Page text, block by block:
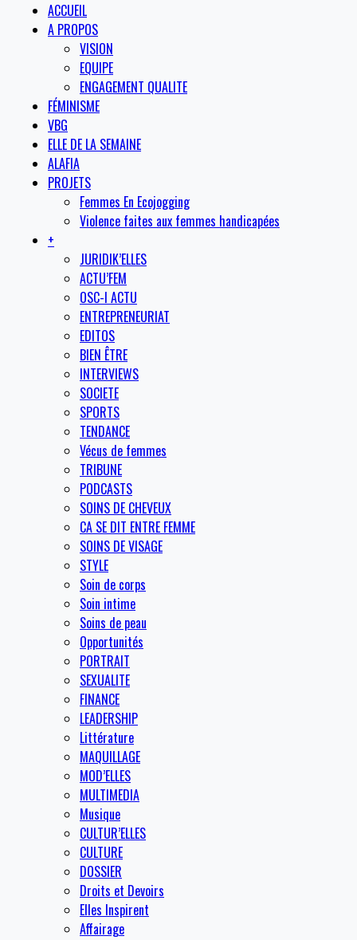
ACCUEIL
A PROPOS
VISION
EQUIPE
ENGAGEMENT QUALITE
FÉMINISME
VBG
ELLE DE LA SEMAINE
ALAFIA
PROJETS
Femmes En Ecojogging
Violence faites aux femmes handicapées
+
JURIDIK’ELLES
ACTU’FEM
OSC-I ACTU
ENTREPRENEURIAT
EDITOS
BIEN ÊTRE
INTERVIEWS
SOCIETE
SPORTS
TENDANCE
Vécus de femmes
TRIBUNE
PODCASTS
SOINS DE CHEVEUX
CA SE DIT ENTRE FEMME
SOINS DE VISAGE
STYLE
Soin de corps
Soin intime
Soins de peau
Opportunités
PORTRAIT
SEXUALITE
FINANCE
LEADERSHIP
Littérature
MAQUILLAGE
MOD’ELLES
MULTIMEDIA
Musique
CULTUR’ELLES
CULTURE
DOSSIER
Droits et Devoirs
Elles Inspirent
Affairage